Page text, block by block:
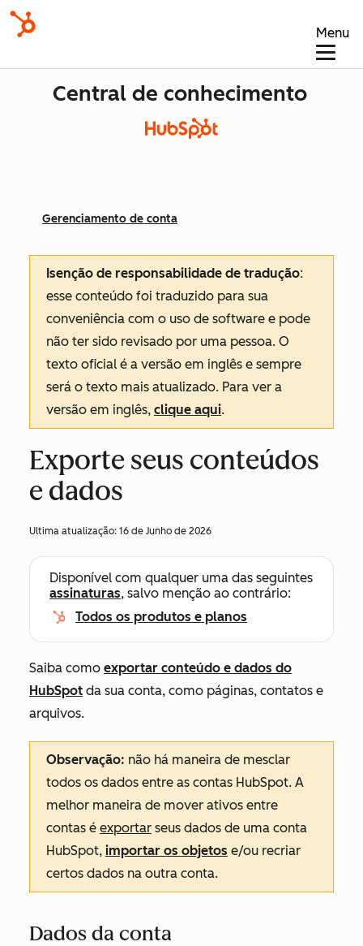
Menu
Central de conhecimento
Gerenciamento de conta
Isenção de responsabilidade de tradução:
esse conteúdo foi traduzido para sua
conveniência com o uso de software e pode
não ter sido revisado por uma pessoa. O
texto oficial é a versão em inglês e sempre
será o texto mais atualizado. Para ver a
versão em inglês, clique aqui.
Exporte seus conteúdos
e dados
Ultima atualização: 16 de Junho de 2026
Disponível com qualquer uma das seguintes
assinaturas, salvo menção ao contrário:
Todos os produtos e planos
Saiba como exportar conteúdo e dados do
HubSpot da sua conta, como páginas, contatos e
arquivos.
Observação: não há maneira de mesclar
todos os dados entre as contas HubSpot. A
melhor maneira de mover ativos entre
contas é exportar seus dados de uma conta
HubSpot, importar os objetos e/ou recriar
certos dados na outra conta.
Dados da conta